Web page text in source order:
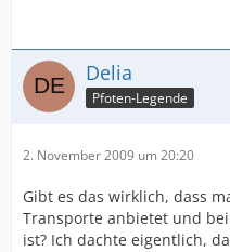
Delia
Pfoten-Legende
2. November 2009 um 20:20
Gibt es das wirklich, dass
Transporte anbietet und
ist? Ich dachte eigentlich,